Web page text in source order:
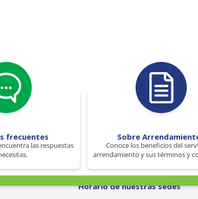
frecuentes
las respuestas
Sobre
Conoce los beneficios del
arrendamiento y sus términos y
Horario de nuestras sedes